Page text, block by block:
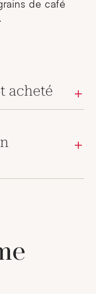
de café
acheté